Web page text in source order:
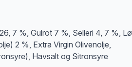
informasjon, sjekk pakkningen og
7 %, Gulrot 7 %, Selleri 4, 7 %,
2 %, Extra Virgin Olivenolje,
Havsalt og Sitronsyre